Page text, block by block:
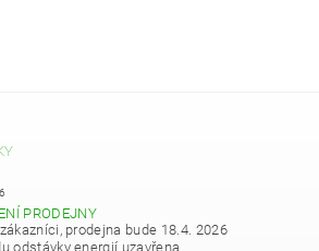
PRODEJNY
prodejna bude 18.4. 2026
odstávky energií uzavřena.